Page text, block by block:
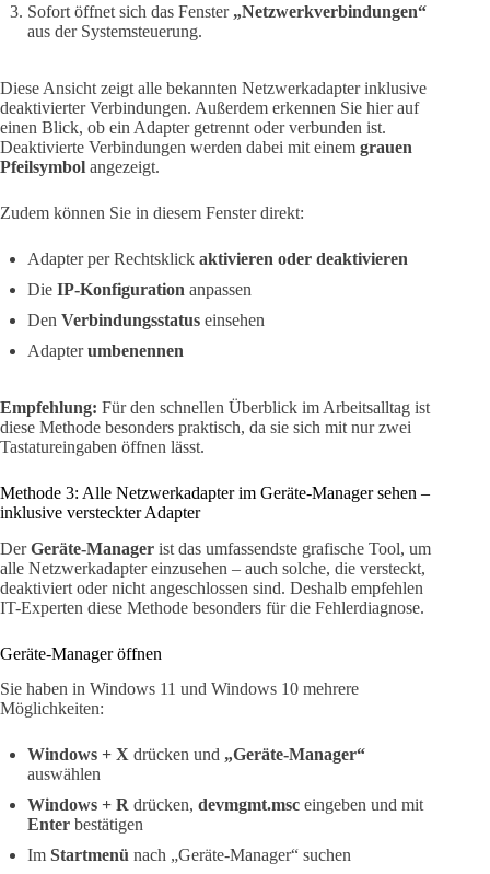
Sofort öffnet sich das Fenster „Netzwerkverbindungen“
aus der Systemsteuerung.
Diese Ansicht zeigt alle bekannten Netzwerkadapter inklusive
deaktivierter Verbindungen. Außerdem erkennen Sie hier auf
einen Blick, ob ein Adapter getrennt oder verbunden ist.
Deaktivierte Verbindungen werden dabei mit einem grauen
Pfeilsymbol angezeigt.
Zudem können Sie in diesem Fenster direkt:
Adapter per Rechtsklick aktivieren oder deaktivieren
Die IP-Konfiguration anpassen
Den Verbindungsstatus einsehen
Adapterumbenennen
Empfehlung: Für den schnellen Überblick im Arbeitsalltag ist
diese Methode besonders praktisch, da sie sich mit nur zwei
Tastatureingaben öffnen lässt.
Methode 3: Alle Netzwerkadapter im Geräte-Manager sehen –
inklusive versteckter Adapter
DerGeräte-Manager ist das umfassendste grafische Tool, um
alle Netzwerkadapter einzusehen – auch solche, die versteckt,
deaktiviert oder nicht angeschlossen sind. Deshalb empfehlen
IT-Experten diese Methode besonders für die Fehlerdiagnose.
Geräte-Manager öffnen
Sie haben in Windows 11 und Windows 10 mehrere
Möglichkeiten:
Windows + X drücken und „Geräte-Manager“
auswählen
Windows + R drücken, devmgmt.msc eingeben und mit
Enter bestätigen
Im Startmenü nach „Geräte-Manager“ suchen